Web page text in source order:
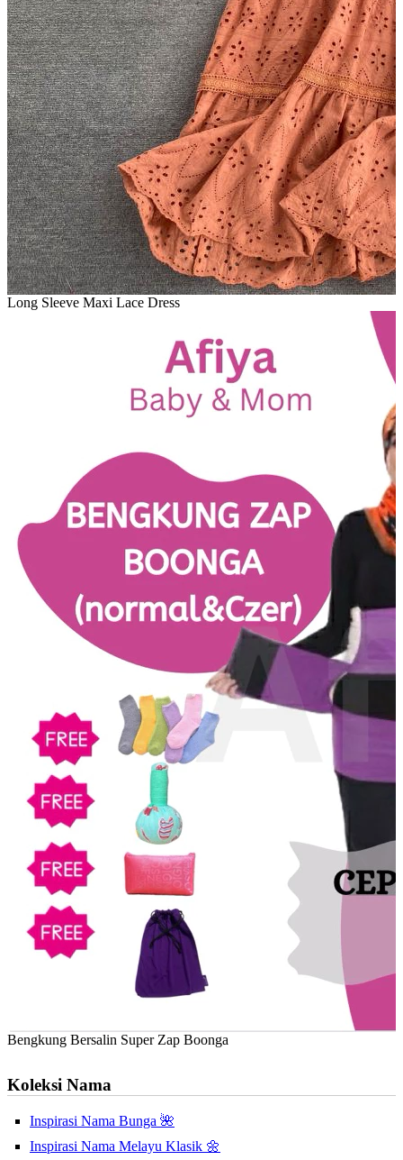
Long Sleeve Maxi Lace Dress
Bengkung Bersalin Super Zap Boonga
Koleksi Nama
Inspirasi Nama Bunga 🌺
Inspirasi Nama Melayu Klasik 🌼